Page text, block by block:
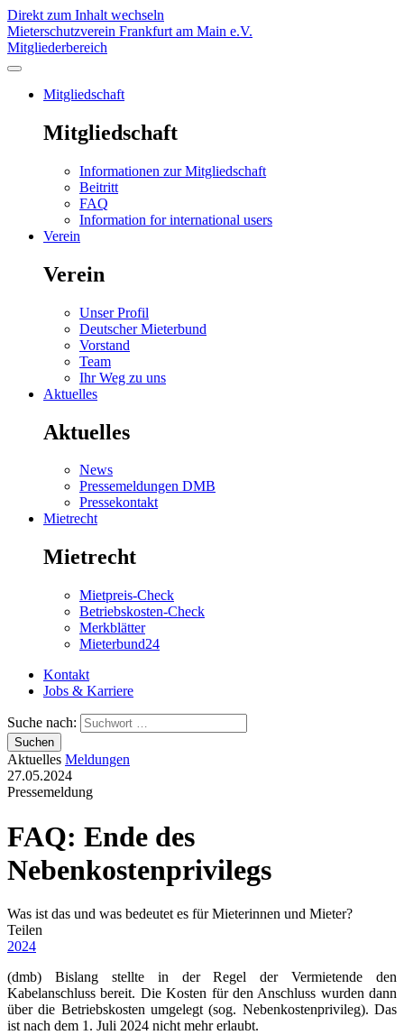
Direkt zum Inhalt wechseln
Mieterschutzverein Frankfurt am Main e.V.
Mitgliederbereich
Mitgliedschaft
Mitgliedschaft
Informationen zur Mitgliedschaft
Beitritt
FAQ
Information for international users
Verein
Verein
Unser Profil
Deutscher Mieterbund
Vorstand
Team
Ihr Weg zu uns
Aktuelles
Aktuelles
News
Pressemeldungen DMB
Pressekontakt
Mietrecht
Mietrecht
Mietpreis-Check
Betriebskosten-Check
Merkblätter
Mieterbund24
Kontakt
Jobs & Karriere
Suche nach:
Suchen
Aktuelles Meldungen
27.05.2024
Pressemeldung
FAQ: Ende des
Nebenkostenprivilegs
Was ist das und was bedeutet es für Mieterinnen und Mieter?
Teilen
2024
(dmb) Bislang stellte in der Regel der Vermietende den
Kabelanschluss bereit. Die Kosten für den Anschluss wurden dann
über die Betriebskosten umgelegt (sog. Nebenkostenprivileg). Das
ist nach dem 1. Juli 2024 nicht mehr erlaubt.